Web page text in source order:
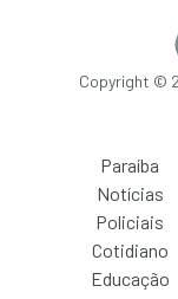
Copyright ©
Paraíba
Notícias
Policiais
Cotidiano
Educação